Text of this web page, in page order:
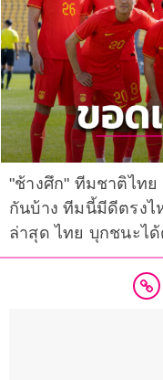
"ช้างศึก" ทีมชาติไท
กันบ้าง ทีมนี้มีดีตรงไ
ล่าสุด ไทย บุกชนะได้